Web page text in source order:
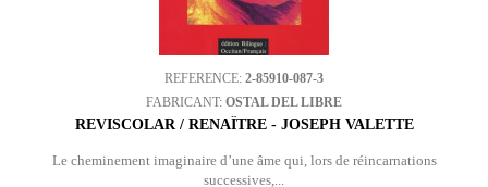
REFERENCE: 2-85910-087-3
FABRICANT: OSTAL DEL LIBRE
REVISCOLAR / RENAÎTRE - JOSEPH VALETTE
Le cheminement imaginaire d’une âme qui, lors de réincarnations
successives,...